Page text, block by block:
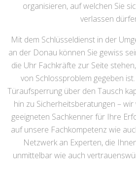
organisieren, auf welchen Sie
verlassen
Mit dem Schlüsseldienst in der
an der Donau können Sie gewiss
die Uhr Fachkräfte zur Seite
von Schlossproblem gegeben
Türaufsperrung über den Tausch
hin zu Sicherheitsberatungen –
geeigneten Sachkenner für Ihre
auf unsere Fachkompetenz wie
Netzwerk an Experten, die
unmittelbar wie auch